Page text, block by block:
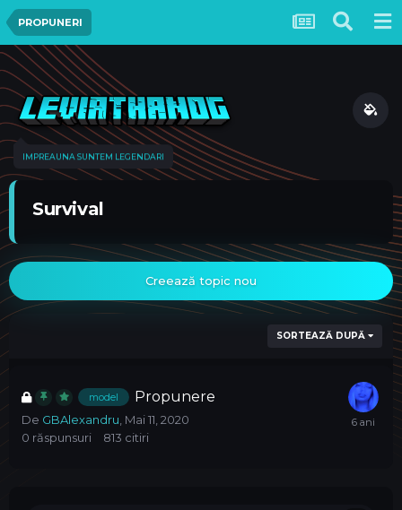
PROPUNERI
IMPREAUNA SUNTEM LEGENDARI
Survival
Creează topic nou
SORTEAZĂ DUPĂ
model Propunere
De GBAlexandru Mai 11, 2020
0 răspunsuri 813 citiri